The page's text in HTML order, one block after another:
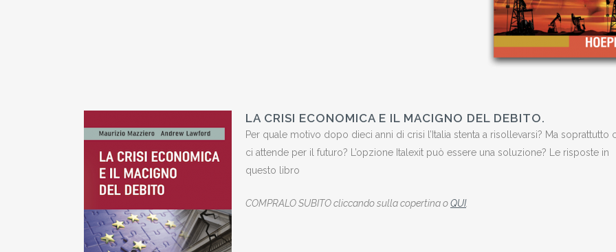
LA CRISI ECONOMICA E IL MACIGNO DEL DEBITO.
Per quale motivo dopo dieci anni di crisi l’Italia stenta a risollevarsi? Ma soprattutto
ci attende per il futuro? L’opzione Italexit può essere una soluzione? Le risposte in
questo libro
COMPRALO SUBITO cliccando sulla copertina oQUI.